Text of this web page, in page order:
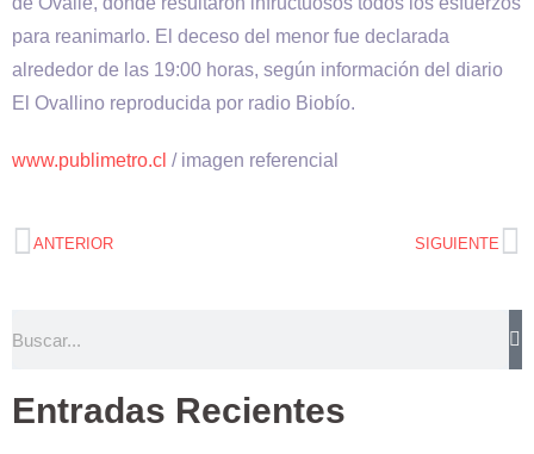
para reanimarlo. El deceso del menor fue declarada
alrededor de las 19:00 horas, según información del diario
El Ovallino reproducida por radio Biobío.
www.publimetro.cl / imagen referencial
ANTERIOR SIGUIENTE
Entradas Recientes